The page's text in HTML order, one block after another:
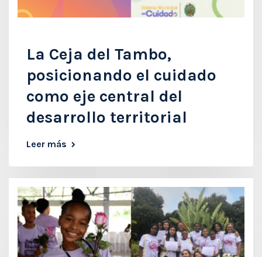
La Ceja del Tambo,
posicionando el cuidado
como eje central del
desarrollo territorial
Leer más